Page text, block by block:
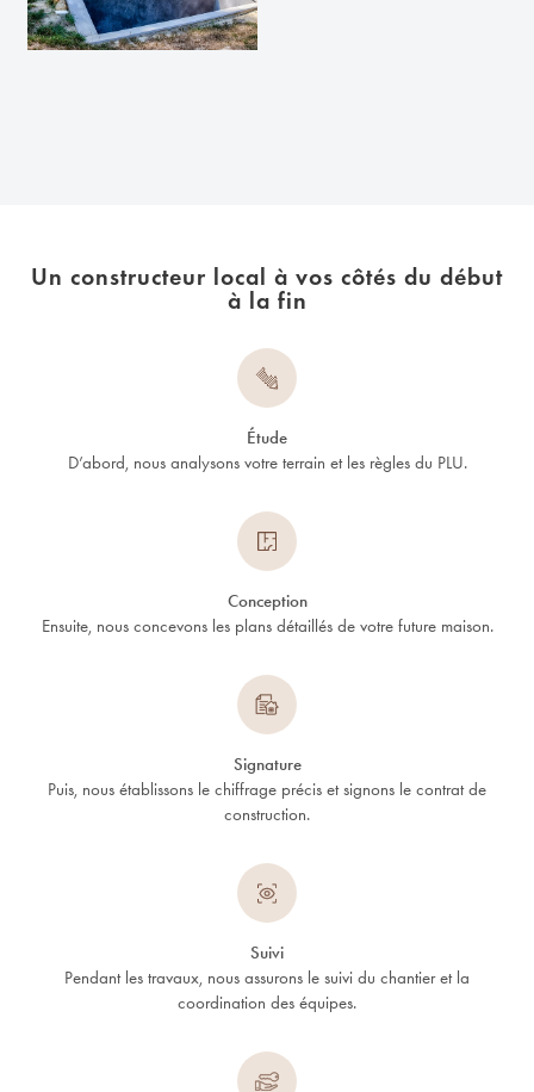
Un constructeur local à vos côtés du début
à la fin
Étude
D’abord, nous analysons votre terrain et les règles du PLU.
Conception
Ensuite, nous concevons les plans détaillés de votre future maison.
Signature
Puis, nous établissons le chiffrage précis et signons le contrat de
construction.
Suivi
Pendant les travaux, nous assurons le suivi du chantier et la
coordination des équipes.